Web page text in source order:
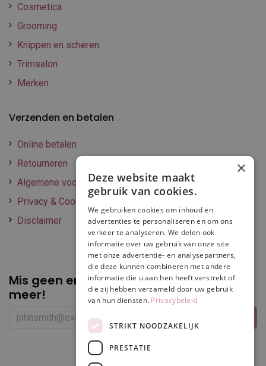
Cosmetica
Grooming
Knippen en scheren
Trimsalon
Merken
Verzenden en betalen
Online betalen
Retourneren
Algemene voorwaarden
Privacy & Cookie policy
Disclaimer
Mis geen enkelepromotie of korting
meer!
×
Deze website maakt
gebruik van cookies.
We gebruiken cookies om inhoud en
advertenties te personaliseren en om ons
verkeer te analyseren. We delen ook
informatie over uw gebruik van onze site
met onze advertentie- en analysepartners,
die deze kunnen combineren met andere
informatie die u aan hen heeft verstrekt of
die zij hebben verzameld door uw gebruik
van hun diensten. Privacybeleid
STRIKT NOODZAKELIJK
PRESTATIE